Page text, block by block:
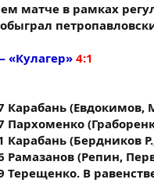
матче в рамках
«Кулагер» 4:1
Карабань (Евдокимов,
Пархоменко
Карабань (Бердников
Рамазанов (Репин,
Терещенко. В